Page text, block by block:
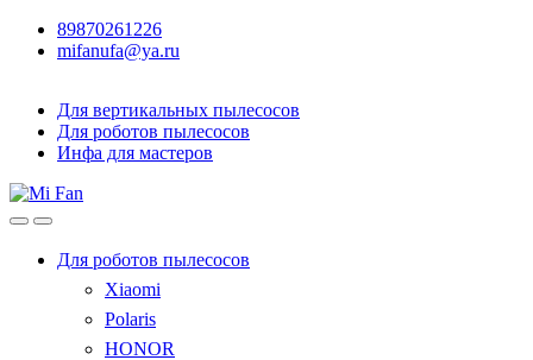
89870261226
mifanufa@ya.ru
Для вертикальных пылесосов
Для роботов пылесосов
Инфа для мастеров
Для роботов пылесосов
Xiaomi
Polaris
HONOR